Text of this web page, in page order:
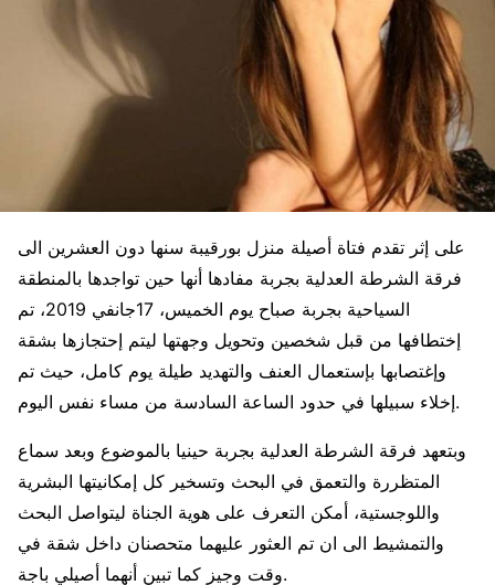
على إثر تقدم فتاة أصيلة منزل بورقيبة سنها دون العشرين الى
فرقة الشرطة العدلية بجربة مفادها أنها حين تواجدها بالمنطقة
السياحية بجربة صباح يوم الخميس، 17جانفي 2019، تم
إختطافها من قبل شخصين وتحويل وجهتها ليتم إحتجازها بشقة
وإغتصابها بإستعمال العنف والتهديد طيلة يوم كامل، حيث تم
إخلاء سبيلها في حدود الساعة السادسة من مساء نفس اليوم.
وبتعهد فرقة الشرطة العدلية بجربة حينيا بالموضوع وبعد سماع
المتظررة والتعمق في البحث وتسخير كل إمكانيتها البشرية
واللوجستية، أمكن التعرف على هوية الجناة ليتواصل البحث
والتمشيط الى ان تم العثور عليهما متحصنان داخل شقة في
وقت وجيز كما تبين أنهما أصيلي باجة.